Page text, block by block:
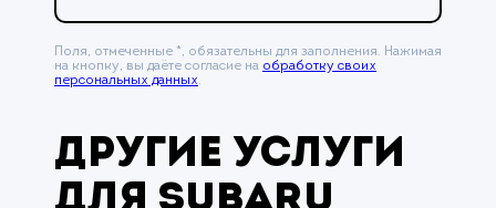
Поля, отмеченные *, обязательны для заполнения. Нажимая
на кнопку, вы даёте согласие на обработку своих
персональных данных.
Другие услуги